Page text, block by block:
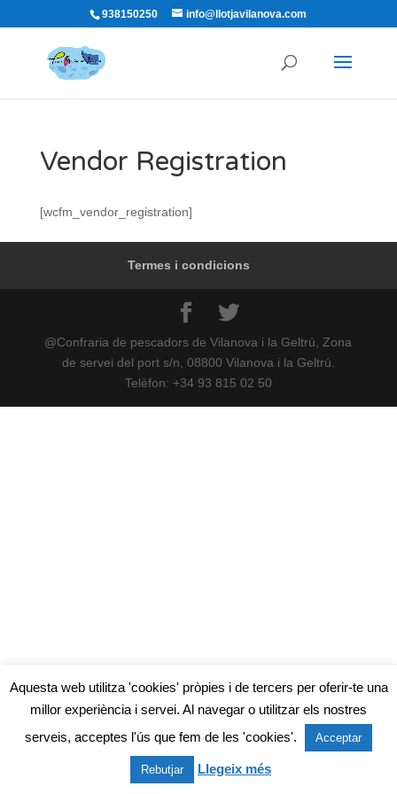
938150250 info@llotjavilanova.com
Vendor Registration
[wcfm_vendor_registration]
Termes i condicions
@Confraria de pescadors de Vilanova i la Geltrú, Zona
de servei del port s/n, 08800 Vilanova i la Geltrú.
Telèfon: +34 93 815 02 50
Aquesta web utilitza 'cookies' pròpies i de tercers per oferir-te una
millor experiència i servei. Al navegar o utilitzar els nostres
serveis, acceptes l'ús que fem de les 'cookies'.
Acceptar
Rebutjar Llegeix més